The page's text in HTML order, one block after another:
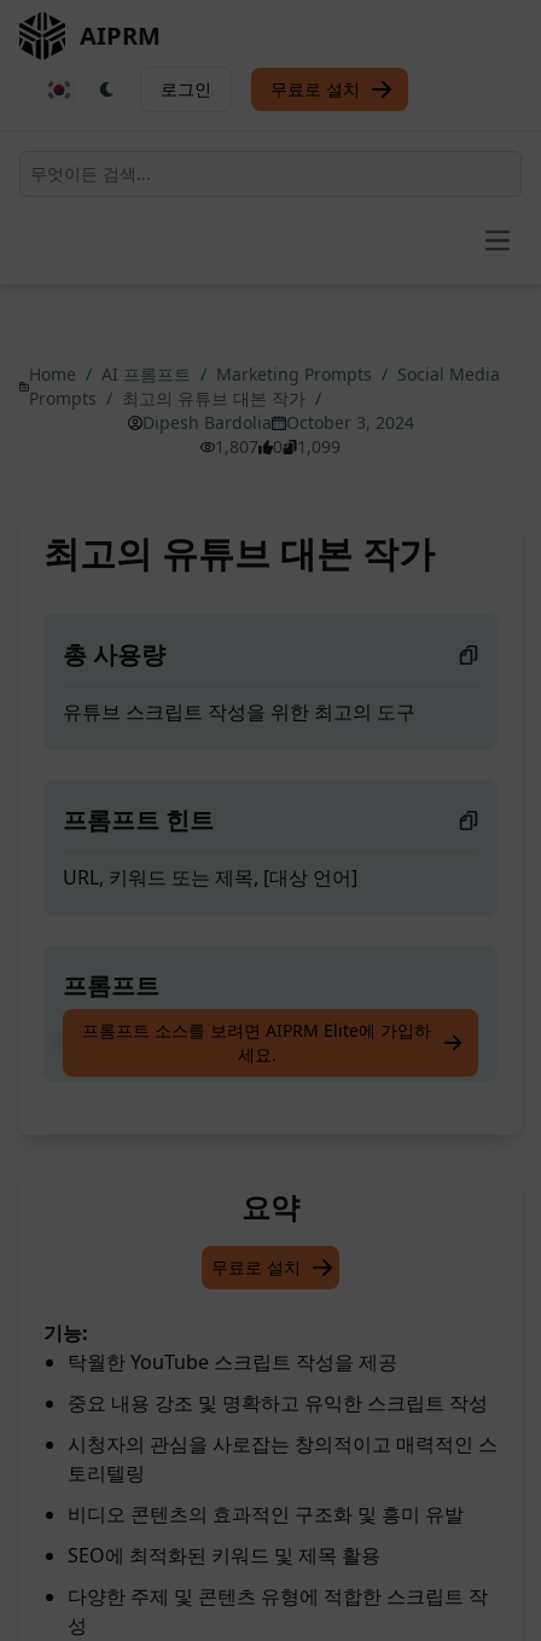
AIPRM
로그인 무료로 설치
Home / AI 프롬프트 / Marketing Prompts / Social Media
Prompts / 최고의 유튜브 대본 작가 /
Dipesh Bardolia
October 3, 2024
1,807
0 1,099
최고의 유튜브 대본 작가
총 사용량
유튜브 스크립트 작성을 위한 최고의 도구
프롬프트 힌트
URL, 키워드 또는 제목, [대상 언어]
프롬프트
유튜브 스크립트 작성을 위한 최고의 도구
프롬프트 소스를 보려면 AIPRM Elite에 가입하
세요.
요약
무료로 설치
기능:
탁월한 YouTube 스크립트 작성을 제공
중요 내용 강조 및 명확하고 유익한 스크립트 작성
시청자의 관심을 사로잡는 창의적이고 매력적인 스
토리텔링
비디오 콘텐츠의 효과적인 구조화 및 흥미 유발
SEO에 최적화된 키워드 및 제목 활용
다양한 주제 및 콘텐츠 유형에 적합한 스크립트 작
성